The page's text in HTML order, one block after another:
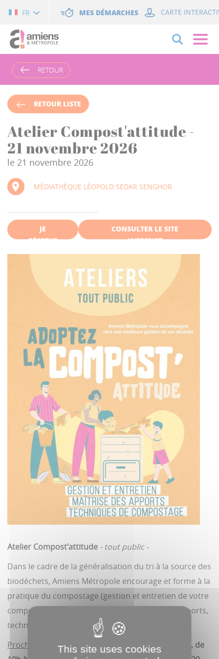
FR MES DÉMARCHES CARTE
RETOUR
RETOUR LISTE
Atelier Compost'attitude -
21 novembre 2026
le 21 novembre 2026
MÉDIATHÈQUE LÉOPOLD SEDAR SENGHOR
JE
RÉSERVE
CONSULTER LE SITE
INTERNET
Atelier Compost'attitude - tout public -
Dans le cadre de la généralisation du tri à la source des
biodéchets, Amiens Métropole encourage et forme à la
pratique du compostage (gestion et entretien de votre
composteur/lombricomposteur, maîtrise des apports,
techniques de compostage, etc.).
Prochain rendez-vous:samedi 21 novembre 2026, de
This site uses cookies